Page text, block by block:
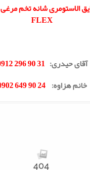
الاستومری شانه تخم مرغی
FLEX
آقای حیدری:
31 90 296 0912
خانم هزاوه:
24 90 649 0902